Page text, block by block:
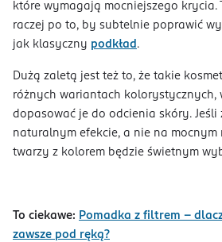
które wymagają mocniejszego krycia.
raczej po to, by subtelnie poprawić
jak klasyczny podkład .
Dużą zaletą jest też to, że takie
różnych wariantach kolorystycznych,
dopasować je do odcienia skóry. Jeśli
naturalnym efekcie, a nie na mocnym
twarzy z kolorem będzie świetnym
To ciekawe: Pomadka z filtrem –
zawsze pod ręką?